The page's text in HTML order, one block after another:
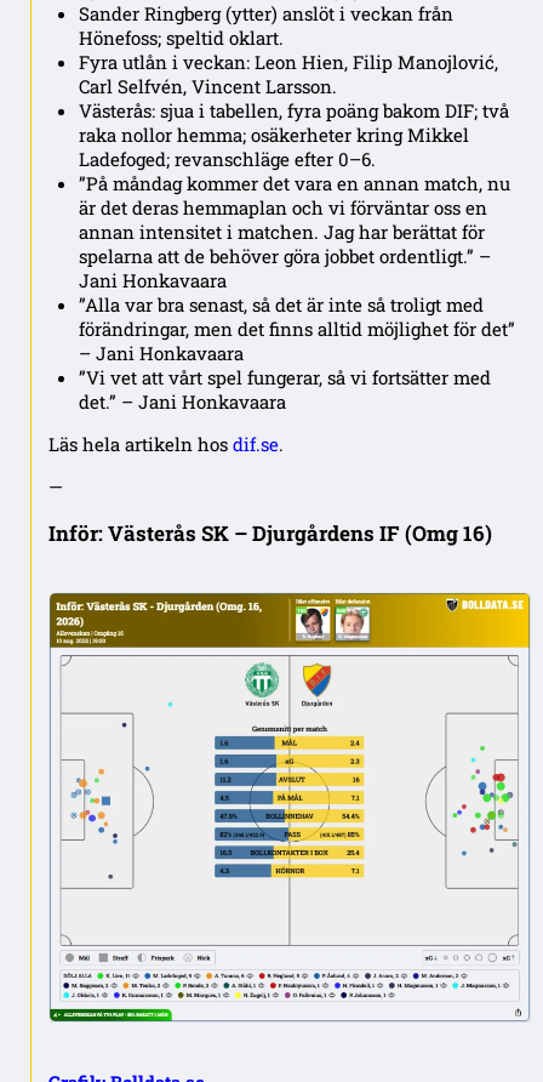
Sander Ringberg (ytter) anslöt i veckan från
Hönefoss; speltid oklart.
Fyra utlån i veckan: Leon Hien, Filip Manojlović,
Carl Selfvén, Vincent Larsson.
Västerås: sjua i tabellen, fyra poäng bakom DIF; två
raka nollor hemma; osäkerheter kring Mikkel
Ladefoged; revanschläge efter 0–6.
”På måndag kommer det vara en annan match, nu
är det deras hemmaplan och vi förväntar oss en
annan intensitet i matchen. Jag har berättat för
spelarna att de behöver göra jobbet ordentligt.” –
Jani Honkavaara
”Alla var bra senast, så det är inte så troligt med
förändringar, men det finns alltid möjlighet för det”
– Jani Honkavaara
”Vi vet att vårt spel fungerar, så vi fortsätter med
det.” – Jani Honkavaara
Läs hela artikeln hos dif.se.
—
Inför: Västerås SK – Djurgårdens IF (Omg 16)